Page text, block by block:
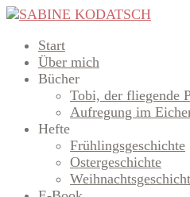
Start
Über mich
Bücher
Tobi, der fliegende
Aufregung im
Hefte
Frühlingsgeschichte
Ostergeschichte